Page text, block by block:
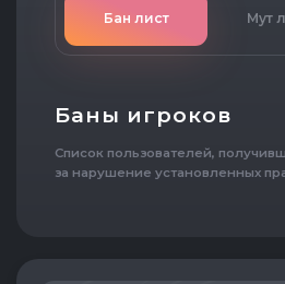
Бан лист Мут
Баны игроков
Список пользователей,
за нарушение установленных